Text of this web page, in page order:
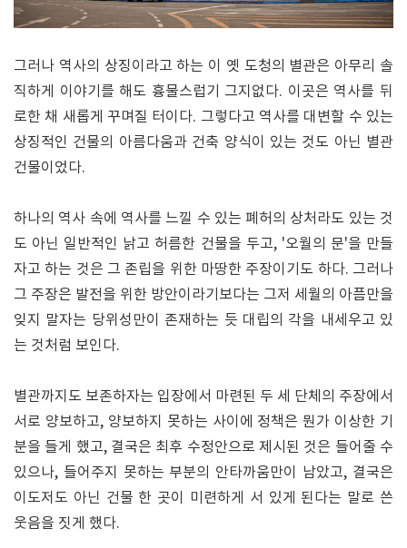
그러나 역사의 상징이라고 하는 이 옛 도청의 별관은 아무리 솔
직하게 이야기를 해도 흉물스럽기 그지없다. 이곳은 역사를 뒤
로한 채 새롭게 꾸며질 터이다. 그렇다고 역사를 대변할 수 있는
상징적인 건물의 아름다움과 건축 양식이 있는 것도 아닌 별관
건물이었다.
하나의 역사 속에 역사를 느낄 수 있는 폐허의 상처라도 있는 것
도 아닌 일반적인 낡고 허름한 건물을 두고, '오월의 문'을 만들
자고 하는 것은 그 존립을 위한 마땅한 주장이기도 하다. 그러나
그 주장은 발전을 위한 방안이라기보다는 그저 세월의 아픔만을
잊지 말자는 당위성만이 존재하는 듯 대립의 각을 내세우고 있
는 것처럼 보인다.
별관까지도 보존하자는 입장에서 마련된 두 세 단체의 주장에서
서로 양보하고, 양보하지 못하는 사이에 정책은 뭔가 이상한 기
분을 들게 했고, 결국은 최후 수정안으로 제시된 것은 들어줄 수
있으나, 들어주지 못하는 부분의 안타까움만이 남았고, 결국은
이도저도 아닌 건물 한 곳이 미련하게 서 있게 된다는 말로 쓴
웃음을 짓게 했다.